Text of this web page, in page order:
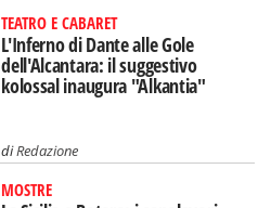
TEATRO E CABARET
L'Inferno di Dante alle Gole
dell'Alcantara: il suggestivo
kolossal inaugura "Alkantia"
diRedazione
MOSTRE